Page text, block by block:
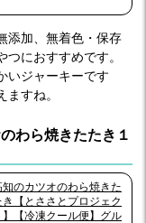
添加、無着色・保存
におすすめです。
いジャーキーです
すね。
わら焼きたたき１
知のカツオのわら焼きた
き【とささとプロジェク
】【冷凍クール便】グル